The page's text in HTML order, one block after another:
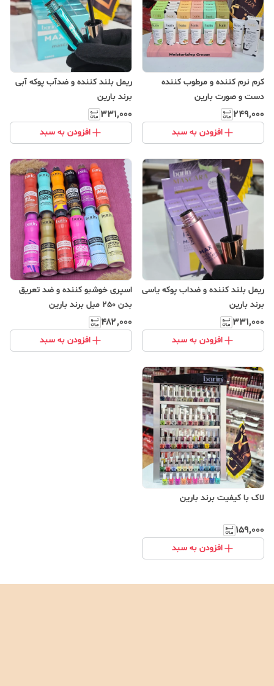
کرم نرم کننده و مرطوب کننده
دست و صورت بارین
۲۴۹٬۰۰۰
افزودن به سبد
ریمل بلند کننده و ضدآب پوکه آبی
برند بارین
۳۳۱٬۰۰۰
افزودن به سبد
ریمل بلند کننده و ضداب پوکه یاسی
برند بارین
۳۳۱٬۰۰۰
افزودن به سبد
اسپری خوشبو کننده و ضد تعریق
بدن 250 میل برند بارین
۴۸۲٬۰۰۰
افزودن به سبد
لاک با کیفیت برند بارین
۱۵۹٬۰۰۰
افزودن به سبد